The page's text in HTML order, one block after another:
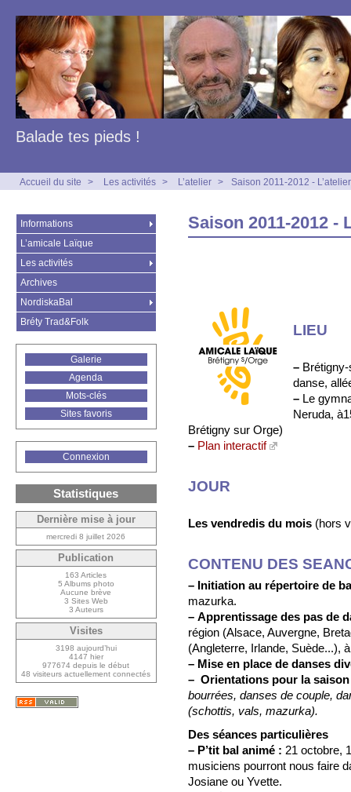
Balade tes pieds !
Accueil du site > Les activités > L’atelier > Saison 2011-2012 -
Saison 2011-2012 -
LIEU
–
danse,
– Le
Neruda,
Brétigny sur Orge)
– Plan interactif
JOUR
Les vendredis du mois (hors
CONTENU DES
– Initiation au répertoire de
mazurka.
– Apprentissage des pas de
région (Alsace, Auvergne,
(Angleterre, Irlande, Suède...),
– Mise en place de danses
– Orientations pour la saison
bourrées, danses de couple,
(schottis, vals, mazurka).
Des séances particulières
– P’tit bal animé : 21 octobre,
musiciens pourront nous faire
Josiane ou Yvette.
Informations
L’amicale Laïque
Les activités
Archives
NordiskaBal
Bréty Trad&Folk
Galerie
Agenda
Mots-clés
Sites favoris
Connexion
Statistiques
Dernière mise à jour
mercredi 8 juillet 2026
Publication
163 Articles
5 Albums photo
Aucune brève
3 Sites Web
3 Auteurs
Visites
3198 aujourd’hui
4147 hier
977674 depuis le début
48 visiteurs actuellement connectés